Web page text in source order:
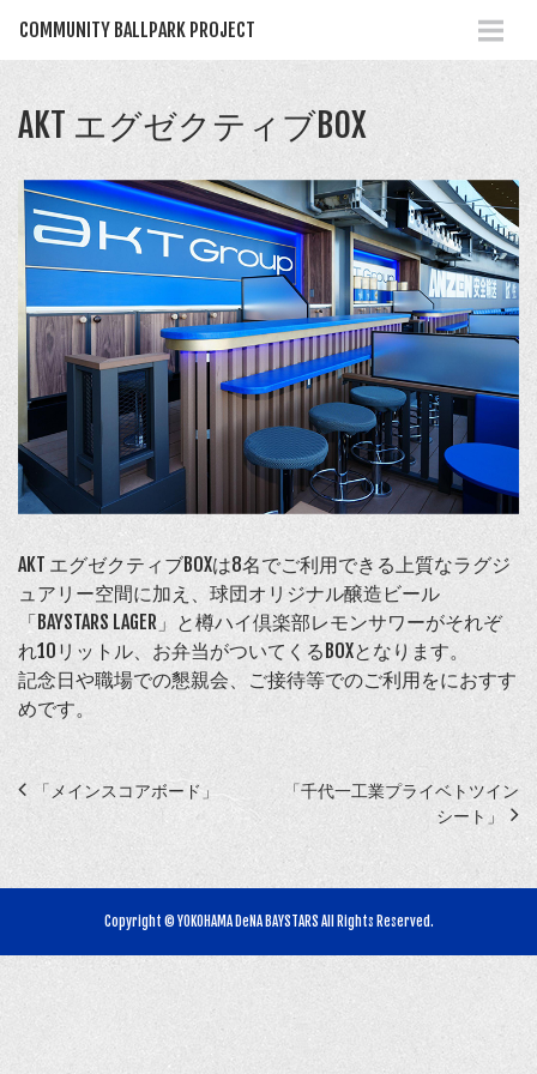
COMMUNITY BALLPARK PROJECT
AKT エグゼクティブBOX
AKT エグゼクティブBOXは8名でご利用できる上質なラグジ
ュアリー空間に加え、球団オリジナル醸造ビール
「BAYSTARS LAGER」と樽ハイ倶楽部レモンサワーがそれぞ
れ10リットル、お弁当がついてくるBOXとなります。
記念日や職場での懇親会、ご接待等でのご利用をにおすす
めです。
「メインスコアボード」
「千代一工業プライベトツイン
シート」
Copyright © YOKOHAMA DeNA BAYSTARS All Rights Reserved.